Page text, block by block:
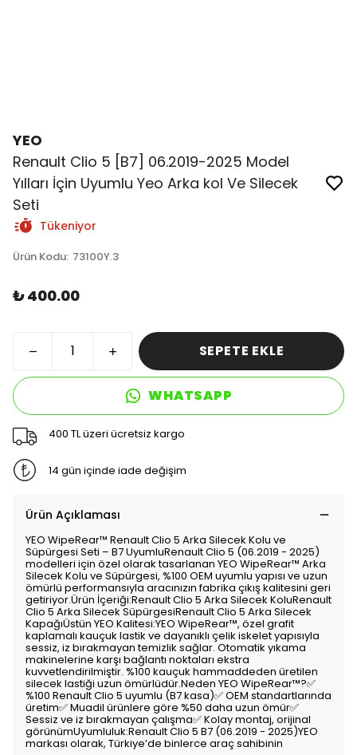
YEO
Renault Clio 5 [B7] 06.2019-2025 Model
Yılları İçin Uyumlu Yeo Arka kol Ve Silecek
Seti
Tükeniyor
Ürün Kodu: 73100Y.3
₺ 400.00
SEPETE EKLE
WHATSAPP
400 TL üzeri ücretsiz kargo
14 gün içinde iade değişim
Ürün Açıklaması
YEO WipeRear™️ Renault Clio 5 Arka Silecek Kolu ve
Süpürgesi Seti – B7 UyumluRenault Clio 5 (06.2019 - 2025)
modelleri için özel olarak tasarlanan YEO WipeRear™️ Arka
Silecek Kolu ve Süpürgesi, %100 OEM uyumlu yapısı ve uzun
ömürlü performansıyla aracınızın fabrika çıkış kalitesini geri
getiriyor.Ürün İçeriği:Renault Clio 5 Arka Silecek KoluRenault
Clio 5 Arka Silecek SüpürgesiRenault Clio 5 Arka Silecek
KapağıÜstün YEO Kalitesi:YEO WipeRear™️, özel grafit
kaplamalı kauçuk lastik ve dayanıklı çelik iskelet yapısıyla
sessiz, iz bırakmayan temizlik sağlar. Otomatik yıkama
makinelerine karşı bağlantı noktaları ekstra
kuvvetlendirilmiştir. %100 kauçuk hammaddeden üretilen
silecek lastiği uzun ömürlüdür.Neden YEO WipeRear™️?✅
%100 Renault Clio 5 uyumlu (B7 kasa)✅ OEM standartlarında
üretim✅ Muadil ürünlere göre %50 daha uzun ömür✅
Sessiz ve iz bırakmayan çalışma✅ Kolay montaj, orijinal
görünümUyumluluk:Renault Clio 5 B7 (06.2019 - 2025)YEO
markası olarak, Türkiye’de binlerce araç sahibinin